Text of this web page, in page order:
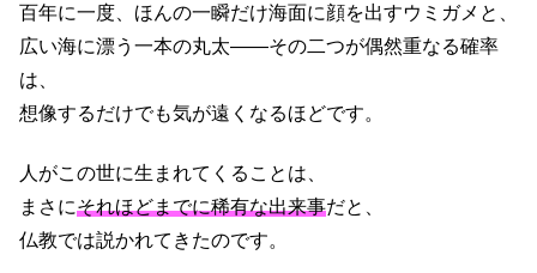
百年に一度、ほんの一瞬だけ海面に顔を出すウミガメと、
広い海に漂う一本の丸太——その二つが偶然重なる確率
は、
想像するだけでも気が遠くなるほどです。
人がこの世に生まれてくることは、
まさにそれほどまでに稀有な出来事だと、
仏教では説かれてきたのです。